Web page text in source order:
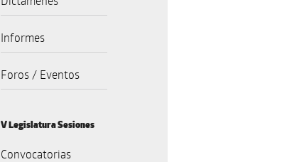
Informes
Foros / Eventos
V Legislatura Sesiones
Convocatorias